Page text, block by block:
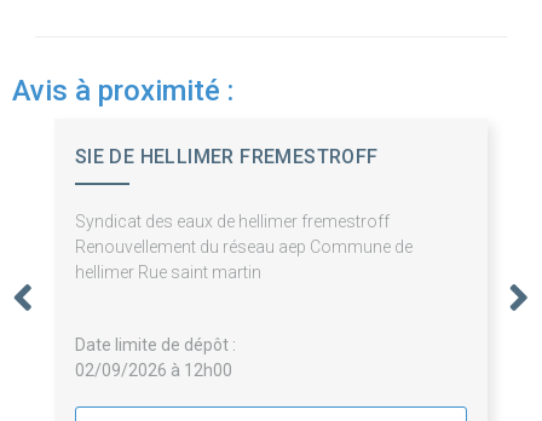
Avis à proximité :
SIE DE HELLIMER FREMESTROFF
Syndicat des eaux de hellimer fremestroff
Renouvellement du réseau aep Commune de
hellimer Rue saint martin
Date limite de dépôt :
02/09/2026 à 12h00